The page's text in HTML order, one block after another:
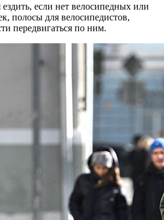
если нет велосипедных или
полосы для велосипедистов,
передвигаться по ним.